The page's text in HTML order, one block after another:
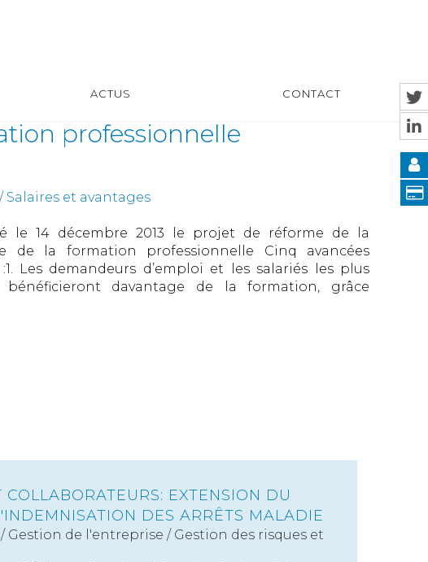
ACTUS CONTACT
professionnelle
/ Salaires et avantages
le 14 décembre 2013 le projet de réforme de la
de la formation professionnelle Cinq avancées
Les demandeurs d’emploi et les salariés les plus
davantage de la formation, grâce
COLLABORATEURS: EXTENSION DU
DES ARRÊTS MALADIE
/ Gestion de l'entreprise / Gestion des risques et